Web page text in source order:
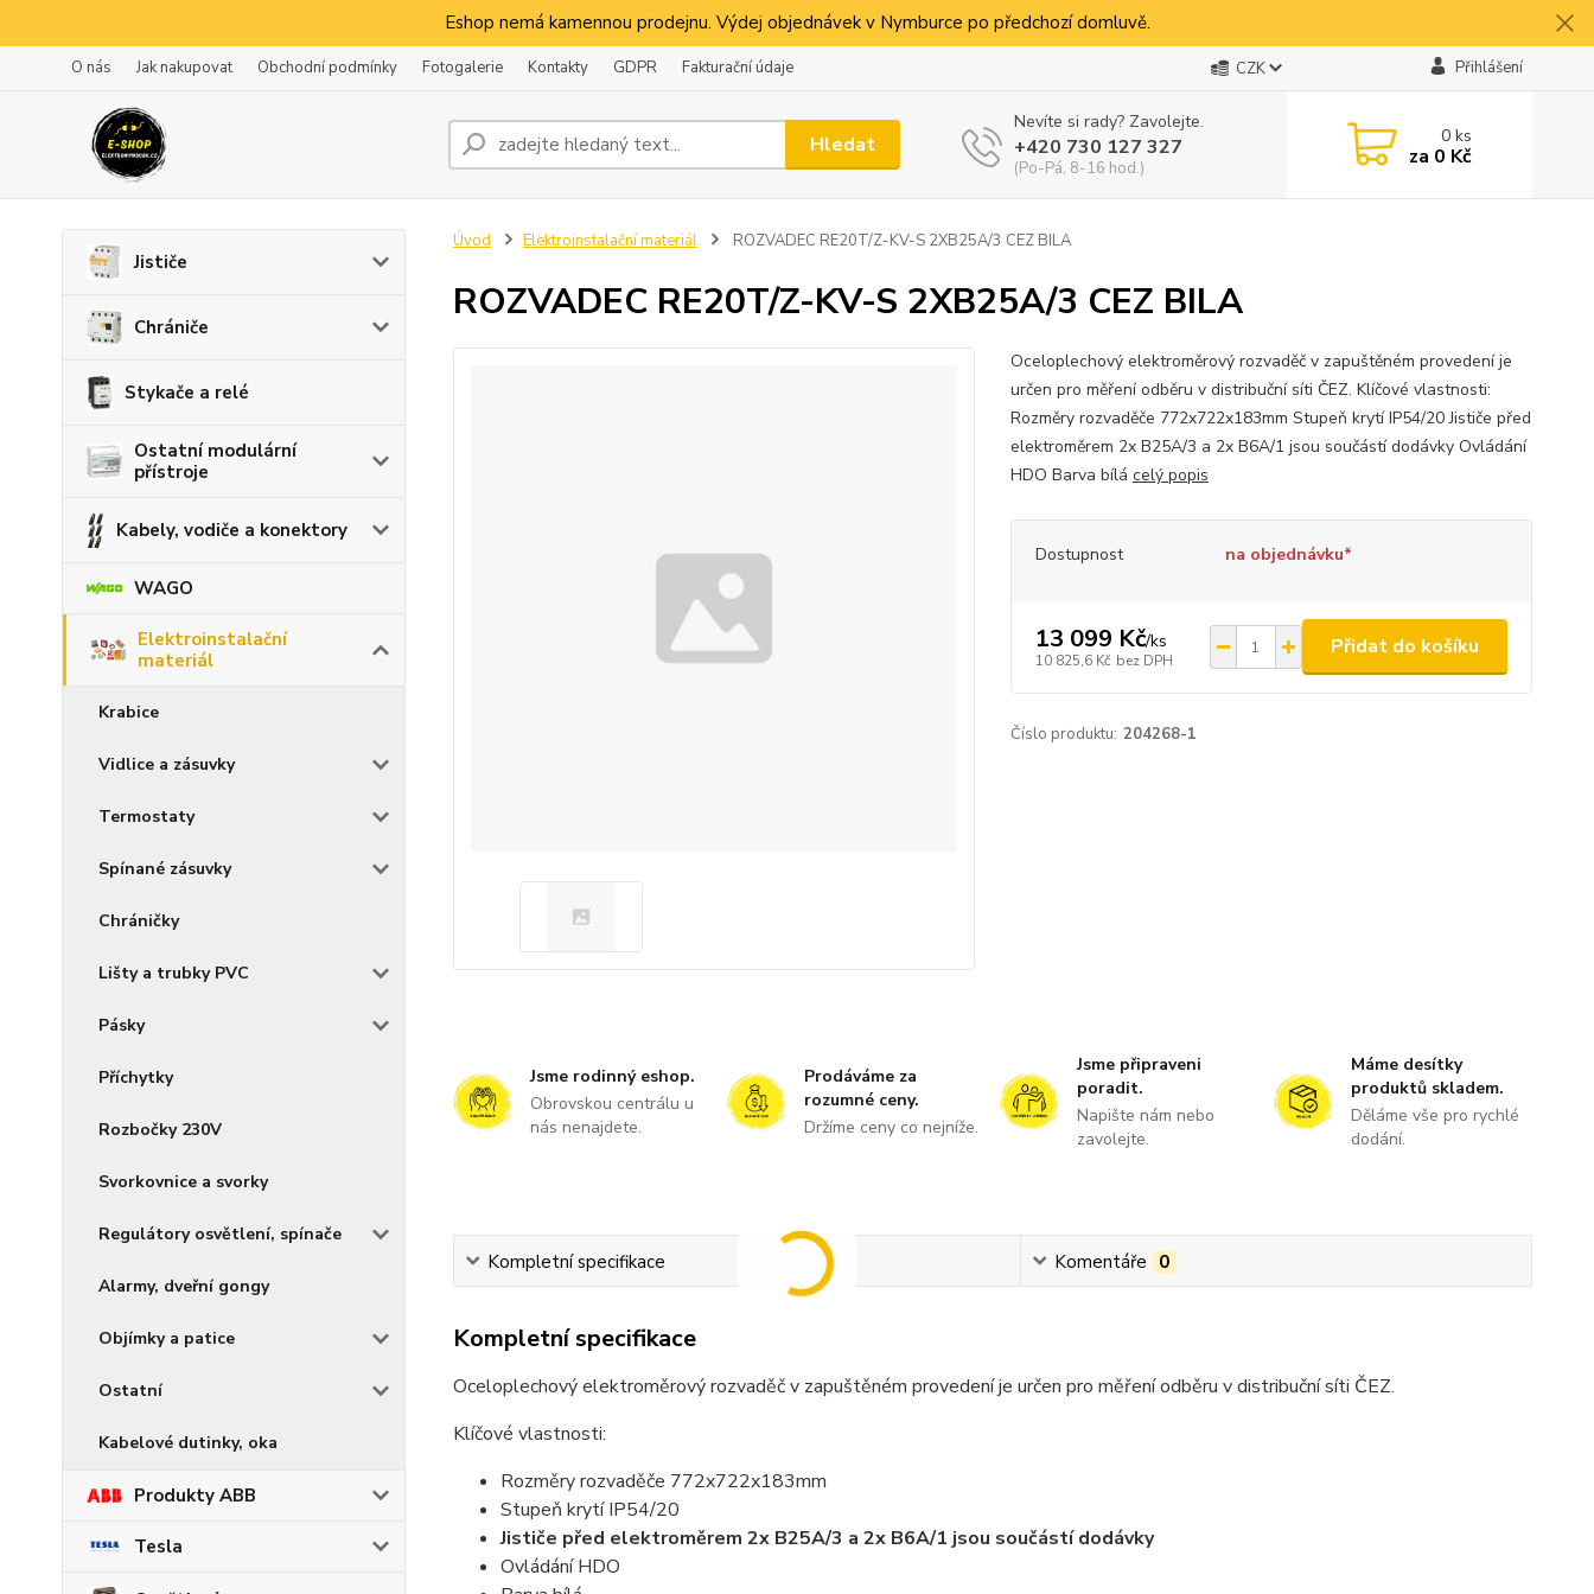
Eshop nemá kamennou prodejnu. Výdej objednávek v Nymburce po předchozí domluvě.
O nás Jak nakupovat Obchodní podmínky Fotogalerie Kontakty GDPR Fakturační údaje CZK Přihlášení
Hledat
Nevíte si rady? Zavolejte.
+420 730 127 327
(Po-Pá, 8-16 hod.)
0ks
za 0 Kč
Jističe
Chrániče
Stykače a relé
Ostatní modulární
přístroje
Kabely, vodiče a konektory
WAGO
Elektroinstalační
materiál
Krabice
Vidlice a zásuvky
Termostaty
Spínané zásuvky
Chráničky
Lišty a trubky PVC
Pásky
Příchytky
Rozbočky 230V
Svorkovnice a svorky
Regulátory osvětlení, spínače
Alarmy, dveřní gongy
Objímky a patice
Ostatní
Kabelové dutinky, oka
Produkty ABB
Tesla
Úvod Elektroinstalační materiál ROZVADEC RE20T/Z-KV-S 2XB25A/3 CEZ BILA
ROZVADEC RE20T/Z-KV-S 2XB25A/3 CEZ BILA
Oceloplechový elektroměrový rozvaděč v zapuštěném provedení je
určen pro měření odběru v distribuční síti ČEZ. Klíčové vlastnosti:
Rozměry rozvaděče 772x722x183mm Stupeň krytí IP54/20 Jističe před
elektroměrem 2x B25A/3 a 2x B6A/1 jsou součástí dodávky Ovládání
HDO Barva bílá celý popis
Dostupnost na objednávku*
13 099 Kč/ks
10 825,6 Kč bez DPH
Přidat do košíku
Číslo produktu: 204268-1
Jsme rodinný eshop.
Obrovskou centrálu u
nás nenajdete.
Prodáváme za
rozumné ceny.
Držíme ceny co nejníže.
Jsme připraveni
poradit.
Napište nám nebo
zavolejte.
Máme desítky
produktů skladem.
Děláme vše pro rychlé
dodání.
Kompletní specifikace Komentáře 0
Kompletní specifikace
Oceloplechový elektroměrový rozvaděč v zapuštěném provedení je určen pro měření odběru v distribuční síti ČEZ.
Klíčové vlastnosti:
Rozměry rozvaděče 772x722x183mm
Stupeň krytí IP54/20
Jističe před elektroměrem 2x B25A/3 a 2x B6A/1 jsou součástí dodávky
Ovládání HDO